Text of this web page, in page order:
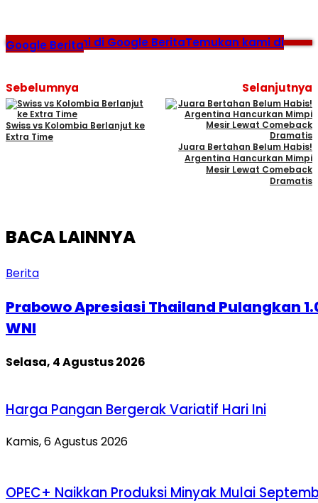
Temukan kami di Google BeritaTemukan kami di
Google Berita
Sebelumnya
Swiss vs Kolombia Berlanjut ke
Extra Time
Selanjutnya
Juara Bertahan Belum Habis!
Argentina Hancurkan Mimpi
Mesir Lewat Comeback
Dramatis
BACA LAINNYA
Berita
Prabowo Apresiasi Thailand Pulangkan
WNI
Selasa, 4 Agustus 2026
Harga Pangan Bergerak Variatif Hari Ini
Kamis, 6 Agustus 2026
OPEC+ Naikkan Produksi Minyak Mulai